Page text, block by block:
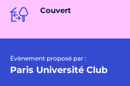
Couvert
Évènement proposé par :
Paris Université Club